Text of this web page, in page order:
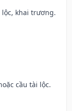
lộc, khai trương.
cầu tài lộc.